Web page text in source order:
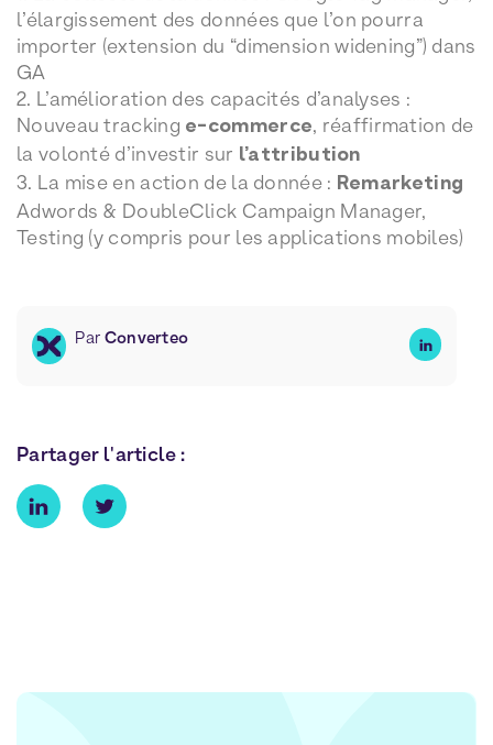
l’élargissement des données que l’on pourra
importer (extension du “dimension widening”) dans
GA
2. L’amélioration des capacités d’analyses :
Nouveau tracking e-commerce, réaffirmation de
la volonté d’investir sur l’attribution
3. La mise en action de la donnée : Remarketing
Adwords & DoubleClick Campaign Manager,
Testing (y compris pour les applications mobiles)
Par Converteo
Partager l'article :